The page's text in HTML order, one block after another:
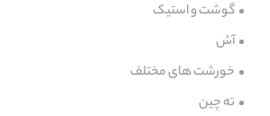
گوشت و استیک
آش
خورشت های مختلف
ته چین